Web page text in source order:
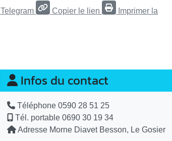
Telegram Copier le lien
Imprimer la
Infos du contact
Téléphone 0590 28 51 25
Tél. portable 0690 30 19 34
Adresse Morne Diavet Besson, Le Gosier